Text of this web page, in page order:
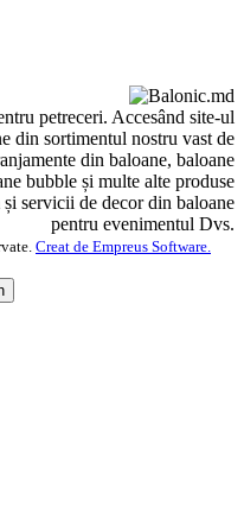
petreceri. Accesând site-ul
din sortimentul nostru vast de
din baloane, baloane
bubble și multe alte produse
servicii de decor din baloane
pentru evenimentul Dvs.
Creat de Empreus Software.